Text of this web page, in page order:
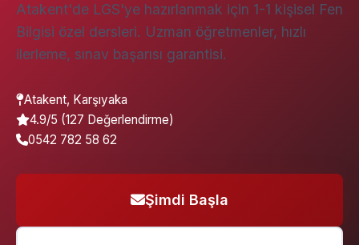
Atakent'de LGS'ye hazırlanmak için 1-1 kişisel Fen
Bilgisi özel dersleri. Uzman öğretmenler, hızlı
ilerleme, sınav başarısı garantisi.
Atakent, Karşıyaka
4.9/5 (127 Değerlendirme)
0542 782 58 62
Şimdi Başla